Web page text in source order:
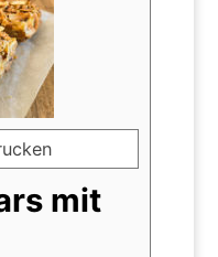
mit